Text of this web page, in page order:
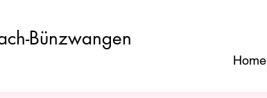
Bünzwangen
Home